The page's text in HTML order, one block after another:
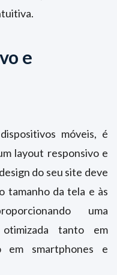
e
móveis, é
layout responsivo e
do seu site deve
tamanho da tela e às
uma
tanto em
em smartphones e